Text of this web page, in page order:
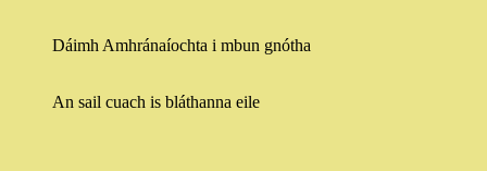
Dáimh Amhránaíochta i mbun gnótha
An sail cuach is bláthanna eile